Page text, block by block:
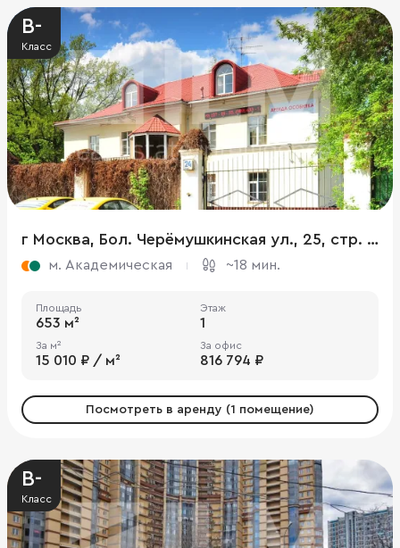
B-
Класс
г Москва, Бол. Черёмушкинская ул., 25, стр. 29
м. Академическая ~18 мин.
Площадь
653 м²
Этаж
1
За м²
15 010 ₽ / м²
За офис
816 794 ₽
Посмотреть в аренду (1 помещение)
B-
Класс